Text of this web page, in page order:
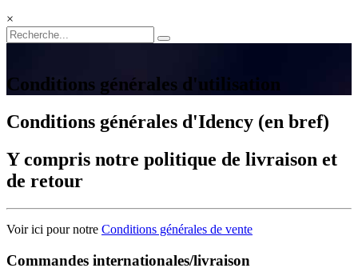
×
Conditions générales d'utilisation
Conditions générales d'Idency (en bref)
Y compris notre politique de livraison et
de retour
Voir ici pour notre Conditions générales de vente
Commandes internationales/livraison